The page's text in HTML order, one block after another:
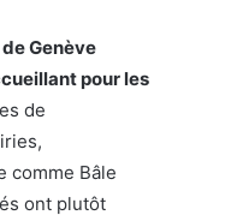
Genève
pour les
de
comme Bâle
ont plutôt